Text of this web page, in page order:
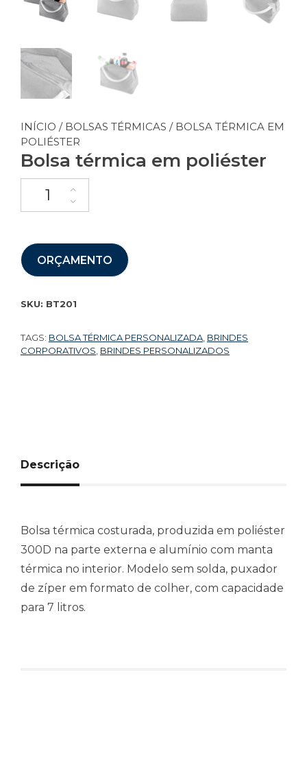
INÍCIO / BOLSAS TÉRMICAS / BOLSA TÉRMICA EM
POLIÉSTER
Bolsa térmica em poliéster
ORÇAMENTO
SKU: BT201
TAGS: BOLSA TÉRMICA PERSONALIZADA BRINDES
CORPORATIVOS BRINDES PERSONALIZADOS
Descrição
Bolsa térmica costurada, produzida em poliéster
300D na parte externa e alumínio com manta
térmica no interior. Modelo sem solda, puxador
de zíper em formato de colher, com capacidade
para 7 litros.